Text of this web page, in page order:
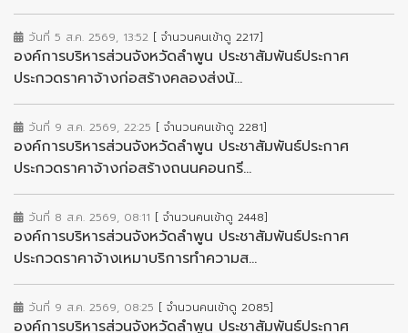
วันที่ 5 ส.ค. 2569, 13:52 [ จำนวนคนเข้าดู 2217]
องค์การบริหารส่วนจังหวัดลำพูน ประชาสัมพันธ์ประกาศ
ประกวดราคาจ้างก่อสร้างคลองส่งน้...
วันที่ 9 ส.ค. 2569, 22:25 [ จำนวนคนเข้าดู 2281]
องค์การบริหารส่วนจังหวัดลำพูน ประชาสัมพันธ์ประกาศ
ประกวดราคาจ้างก่อสร้างถนนคอนกรี...
วันที่ 8 ส.ค. 2569, 08:11 [ จำนวนคนเข้าดู 2448]
องค์การบริหารส่วนจังหวัดลำพูน ประชาสัมพันธ์ประกาศ
ประกวดราคาจ้างเหมาบริการทำความส...
วันที่ 9 ส.ค. 2569, 08:25 [ จำนวนคนเข้าดู 2085]
องค์การบริหารส่วนจังหวัดลำพูน ประชาสัมพันธ์ประกาศ